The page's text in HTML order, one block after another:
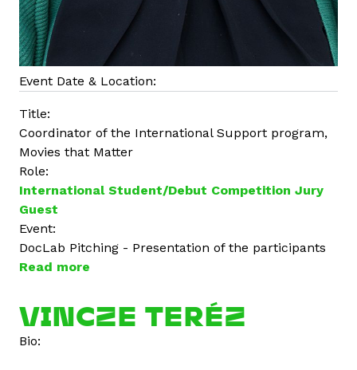
Event Date & Location:
Title:
Coordinator of the International Support program,
Movies that Matter
Role:
International Student/Debut Competition Jury
Guest
Event:
DocLab Pitching - Presentation of the participants
Read more
o
u
VINCZE TERÉZ
Bio: